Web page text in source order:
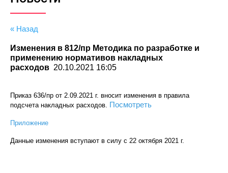
« Назад
Изменения в 812/пр Методика по разработке и
применению нормативов накладных
расходов 20.10.2021 16:05
Приказ 636/пр от 2.09.2021 г. вносит изменения в правила
подсчета накладных расходов. Посмотреть
Приложение
Данные изменения вступают в силу с 22 октября 2021 г.